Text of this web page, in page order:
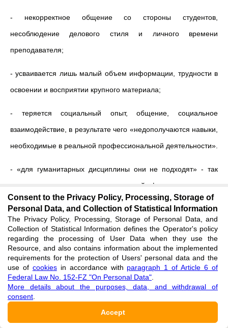
- некорректное общение со стороны студентов,
несоблюдение делового стиля и личного времени
преподавателя;
- усваивается лишь малый объем информации, трудности в
освоении и восприятии крупного материала;
- теряется социальный опыт, общение, социальное
взаимодействие, в результате чего «недополучаются навыки,
необходимые в реальной профессиональной деятельности».
- «для гуманитарных дисциплины они не подходят» - так
считают некоторые преподаватели этой сферы.
Преподаватели используют как специализированные
Елениниг, так и неспециалиированные средства электронной
коммуникации (электронной почты, социальной сети
ВКонтакте, Skype, WhatsApp, Zoom, Teams) во время
дистанционного обучения.
Таким образом, проблема взаимодействия преподавателя и
студента актуализируется с введением цифрового обучения.
Consent to the Privacy Policy, Processing, Storage of
Personal Data, and Collection of Statistical Information
The Privacy Policy, Processing, Storage of Personal Data, and
Collection of Statistical Information defines the Operator's policy
regarding the processing of User Data when they use the
Resource, and also contains information about the implemented
requirements for the protection of Users' personal data and the
use of cookiesin accordance with paragraph 1 of Article 6 of
Federal Law No. 152-FZ "On Personal Data"
More details about the purposes, data, and withdrawal of
consent
Accept